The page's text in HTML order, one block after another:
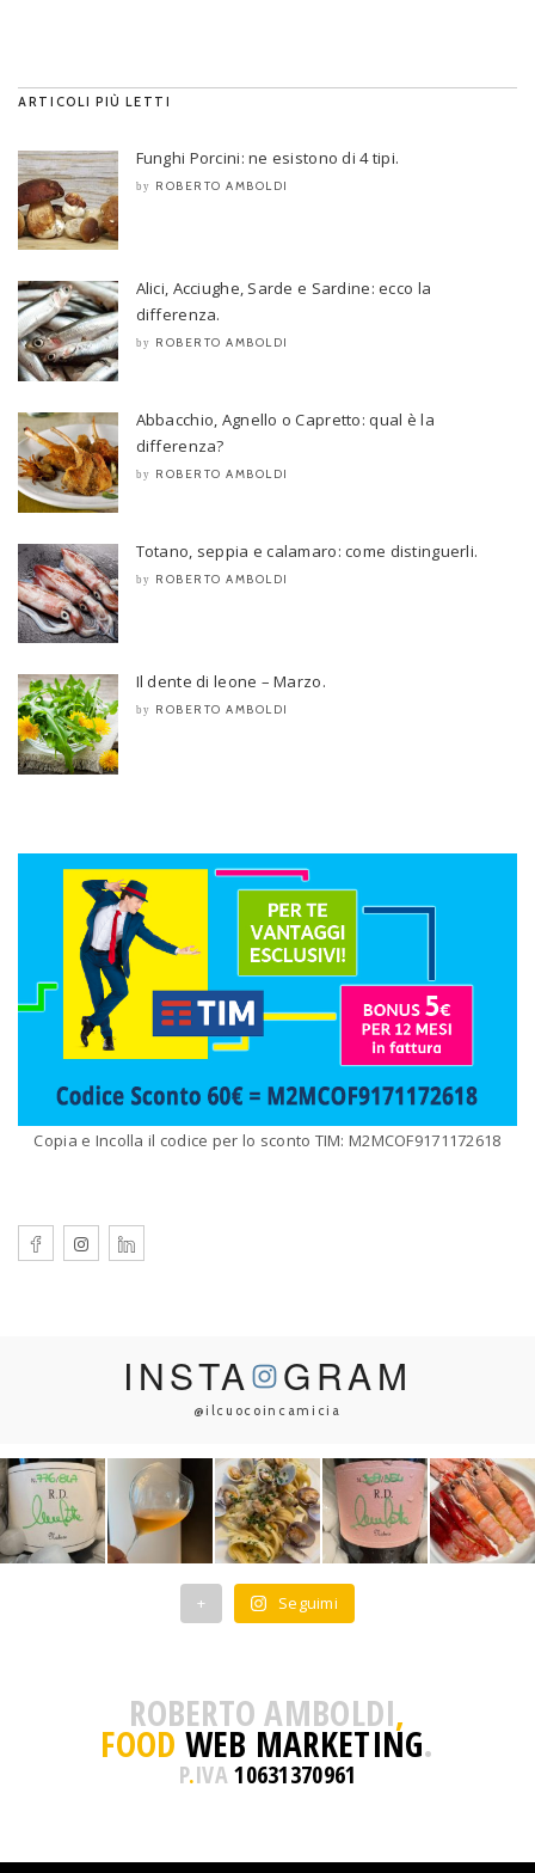
ARTICOLI PIÙ LETTI
Funghi Porcini: ne esistono di 4 tipi.
by ROBERTO AMBOLDI
Alici, Acciughe, Sarde e Sardine: ecco la
differenza.
by ROBERTO AMBOLDI
Abbacchio, Agnello o Capretto: qual è la
differenza?
by ROBERTO AMBOLDI
Totano, seppia e calamaro: come distinguerli.
by ROBERTO AMBOLDI
Il dente di leone – Marzo.
by ROBERTO AMBOLDI
Copia e Incolla il codice per lo sconto TIM: M2MCOF9171172618
INSTA GRAM
@ilcuocoincamicia
+ Seguimi
ROBERTO AMBOLDI,
FOOD WEB MARKETING.
P.IVA10631370961